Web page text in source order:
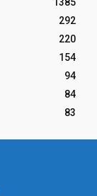
1385
292
220
154
94
84
83